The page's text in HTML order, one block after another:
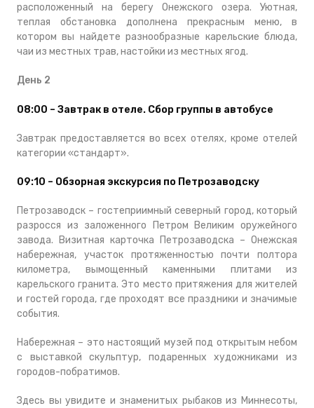
расположенный на берегу Онежского озера. Уютная,
теплая обстановка дополнена прекрасным меню, в
котором вы найдете разнообразные карельские блюда,
чаи из местных трав, настойки из местных ягод.
День 2
08:00 – Завтрак в отеле. Сбор группы в автобусе
Завтрак предоставляется во всех отелях, кроме отелей
категории «стандарт».
09:10 – Обзорная экскурсия по Петрозаводску
Петрозаводск – гостеприимный северный город, который
разросся из заложенного Петром Великим оружейного
завода. Визитная карточка Петрозаводска – Онежская
набережная, участок протяженностью почти полтора
километра, вымощенный каменными плитами из
карельского гранита. Это место притяжения для жителей
и гостей города, где проходят все праздники и значимые
события.
Набережная – это настоящий музей под открытым небом
с выставкой скульптур, подаренных художниками из
городов-побратимов.
Здесь вы увидите и знаменитых рыбаков из Миннесоты,